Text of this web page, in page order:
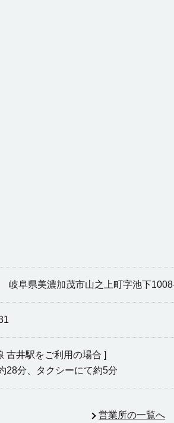
岐阜県美濃加茂市山之上町字池下
古井駅をご利用の場合 ]
28分、タクシーにて約5分
営業所の一覧へ